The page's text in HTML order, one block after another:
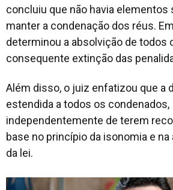
concluiu que não havia elementos
manter a condenação dos réus.
determinou a absolvição de todos
consequente extinção das
Além disso, o juiz enfatizou que a
estendida a todos os condenados,
independentemente de terem
base no princípio da isonomia e
da lei.